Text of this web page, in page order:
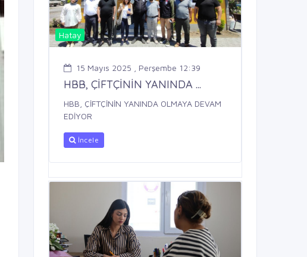
Hatay
15 Mayıs 2025 , Perşembe 12:39
HBB, ÇİFTÇİNİN YANINDA ...
HBB, ÇİFTÇİNİN YANINDA OLMAYA DEVAM
EDİYOR
İncele